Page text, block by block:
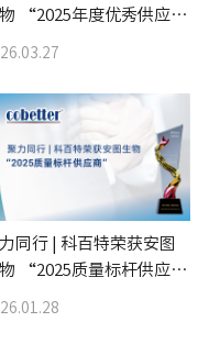
“2025年度优秀供应
同行 | 科百特荣获安图
“2025质量标杆供应